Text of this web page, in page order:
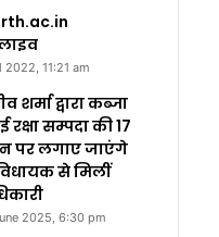
2022, 11:21 am
शर्मा द्वारा कब्जा
सम्पदा की 17
पर लगाए जाएंगे
से मिलीं
2025, 6:30 pm